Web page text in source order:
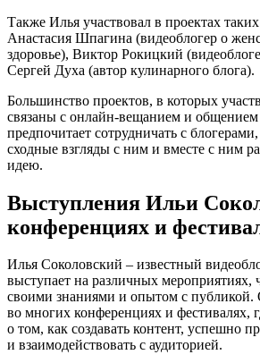
Также Илья участвовал в проектах
Анастасия Шпагина (видеоблогер о
здоровье), Виктор Рокицкий
Сергей Духа (автор кулинарного блога).
Большинство проектов, в которых
связаны с онлайн-вещанием и
предпочитает сотрудничать с
сходные взгляды с ним и вместе с ним
идею.
Выступления Ильи
конференциях и
Илья Соколовский – известный
выступает на различных мероприятиях,
своими знаниями и опытом с публикой.
во многих конференциях и фестивалях,
о том, как создавать контент, успешно
и взаимодействовать с аудиторией.